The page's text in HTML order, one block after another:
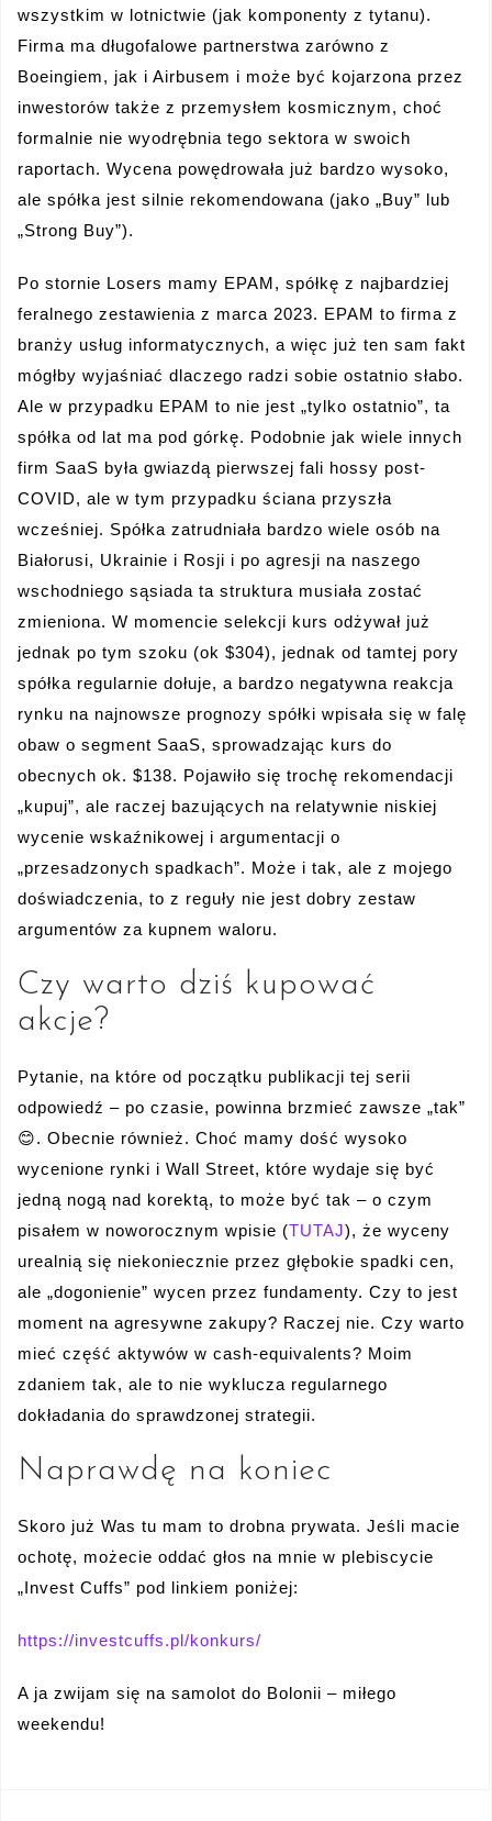
wszystkim w lotnictwie (jak komponenty z tytanu).
Firma ma długofalowe partnerstwa zarówno z
Boeingiem, jak i Airbusem i może być kojarzona przez
inwestorów także z przemysłem kosmicznym, choć
formalnie nie wyodrębnia tego sektora w swoich
raportach. Wycena powędrowała już bardzo wysoko,
ale spółka jest silnie rekomendowana (jako „Buy” lub
„Strong Buy”).
Po stornie Losers mamy EPAM, spółkę z najbardziej
feralnego zestawienia z marca 2023. EPAM to firma z
branży usług informatycznych, a więc już ten sam fakt
mógłby wyjaśniać dlaczego radzi sobie ostatnio słabo.
Ale w przypadku EPAM to nie jest „tylko ostatnio”, ta
spółka od lat ma pod górkę. Podobnie jak wiele innych
firm SaaS była gwiazdą pierwszej fali hossy post-
COVID, ale w tym przypadku ściana przyszła
wcześniej. Spółka zatrudniała bardzo wiele osób na
Białorusi, Ukrainie i Rosji i po agresji na naszego
wschodniego sąsiada ta struktura musiała zostać
zmieniona. W momencie selekcji kurs odżywał już
jednak po tym szoku (ok $304), jednak od tamtej pory
spółka regularnie dołuje, a bardzo negatywna reakcja
rynku na najnowsze prognozy spółki wpisała się w falę
obaw o segment SaaS, sprowadzając kurs do
obecnych ok. $138. Pojawiło się trochę rekomendacji
„kupuj”, ale raczej bazujących na relatywnie niskiej
wycenie wskaźnikowej i argumentacji o
„przesadzonych spadkach”. Może i tak, ale z mojego
doświadczenia, to z reguły nie jest dobry zestaw
argumentów za kupnem waloru.
Czy warto dziś kupować
akcje?
Pytanie, na które od początku publikacji tej serii
odpowiedź – po czasie, powinna brzmieć zawsze „tak”
😊. Obecnie również. Choć mamy dość wysoko
wycenione rynki i Wall Street, które wydaje się być
jedną nogą nad korektą, to może być tak – o czym
pisałem w noworocznym wpisie (TUTAJ), że wyceny
urealnią się niekoniecznie przez głębokie spadki cen,
ale „dogonienie” wycen przez fundamenty. Czy to jest
moment na agresywne zakupy? Raczej nie. Czy warto
mieć część aktywów w cash-equivalents? Moim
zdaniem tak, ale to nie wyklucza regularnego
dokładania do sprawdzonej strategii.
Naprawdę na koniec
Skoro już Was tu mam to drobna prywata. Jeśli macie
ochotę, możecie oddać głos na mnie w plebiscycie
„Invest Cuffs” pod linkiem poniżej:
https://investcuffs.pl/konkurs/
A ja zwijam się na samolot do Bolonii – miłego
weekendu!